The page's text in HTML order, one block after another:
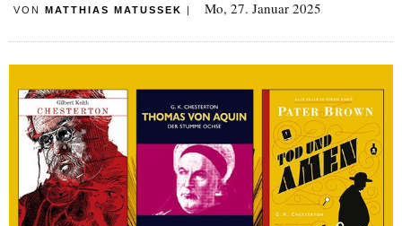
VON MATTHIAS MATUSSEK | Mo, 27. Januar 2025